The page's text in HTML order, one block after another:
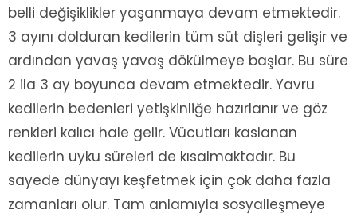
belli değişiklikler yaşanmaya devam etmektedir.
3 ayını dolduran kedilerin tüm süt dişleri gelişir ve
ardından yavaş yavaş dökülmeye başlar. Bu süre
2 ila 3 ay boyunca devam etmektedir. Yavru
kedilerin bedenleri yetişkinliğe hazırlanır ve göz
renkleri kalıcı hale gelir. Vücutları kaslanan
kedilerin uyku süreleri de kısalmaktadır. Bu
sayede dünyayı keşfetmek için çok daha fazla
zamanları olur. Tam anlamıyla sosyalleşmeye